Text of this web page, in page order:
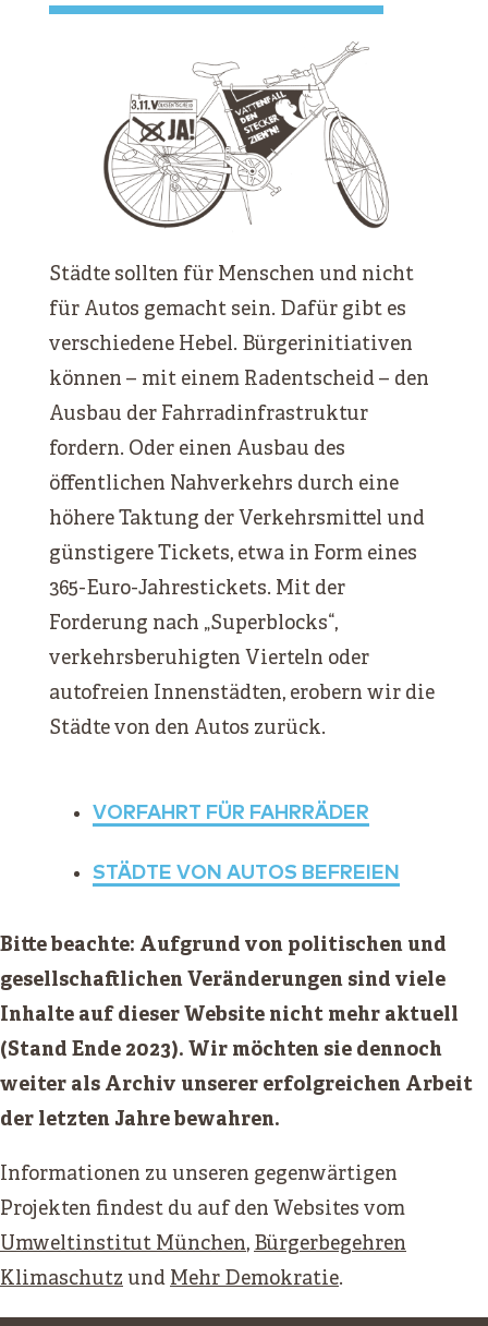
Städte sollten für Menschen und nicht
für Autos gemacht sein. Dafür gibt es
verschiedene Hebel. Bürgerinitiativen
können – mit einem Radentscheid – den
Ausbau der Fahrradinfrastruktur
fordern. Oder einen Ausbau des
öffentlichen Nahverkehrs durch eine
höhere Taktung der Verkehrsmittel und
günstigere Tickets, etwa in Form eines
365-Euro-Jahrestickets. Mit der
Forderung nach „Superblocks“,
verkehrsberuhigten Vierteln oder
autofreien Innenstädten, erobern wir die
Städte von den Autos zurück.
VORFAHRT FÜR FAHRRÄDER
STÄDTE VON AUTOS BEFREIEN
Bitte beachte: Aufgrund von politischen und
gesellschaftlichen Veränderungen sind viele
Inhalte auf dieser Website nicht mehr aktuell
(Stand Ende 2023). Wir möchten sie dennoch
weiter als Archiv unserer erfolgreichen Arbeit
der letzten Jahre bewahren.
Informationen zu unseren gegenwärtigen
Projekten findest du auf den Websites vom
Umweltinstitut München,Bürgerbegehren
KlimaschutzundMehr Demokratie.